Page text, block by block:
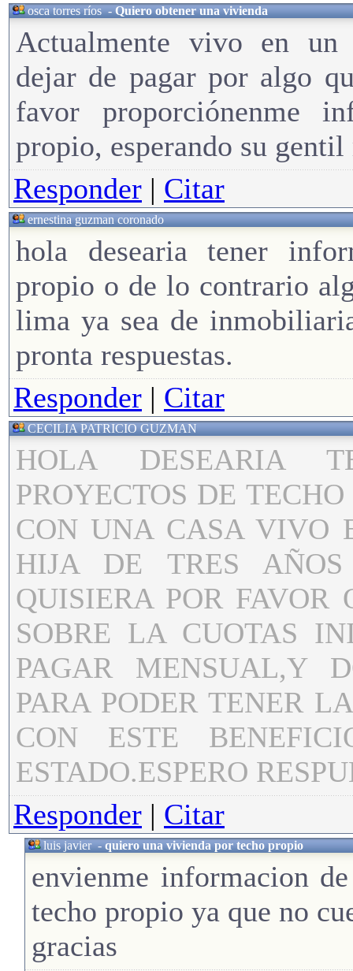
osca torres ríos-Quiero obtener una vivienda
Actualmente vivo en un
dejar de pagar por algo
favor proporciónenme
propio, esperando su gentil
Responder | Citar
ernestina guzman coronado
hola desearia tener
propio o de lo contrario
lima ya sea de
pronta respuestas.
Responder | Citar
CECILIA PATRICIO GUZMAN
HOLA DESEARIA
PROYECTOS DE
CON UNA CASA VIVO
HIJA DE TRES
QUISIERA POR
SOBRE LA CUOTAS
PAGAR MENSUAL,Y
PARA PODER TENER
CON ESTE
ESTADO.ESPERO
Responder | Citar
luis javier-quiero una vivienda por techo propio
envienme informacion
techo propio ya que no
gracias